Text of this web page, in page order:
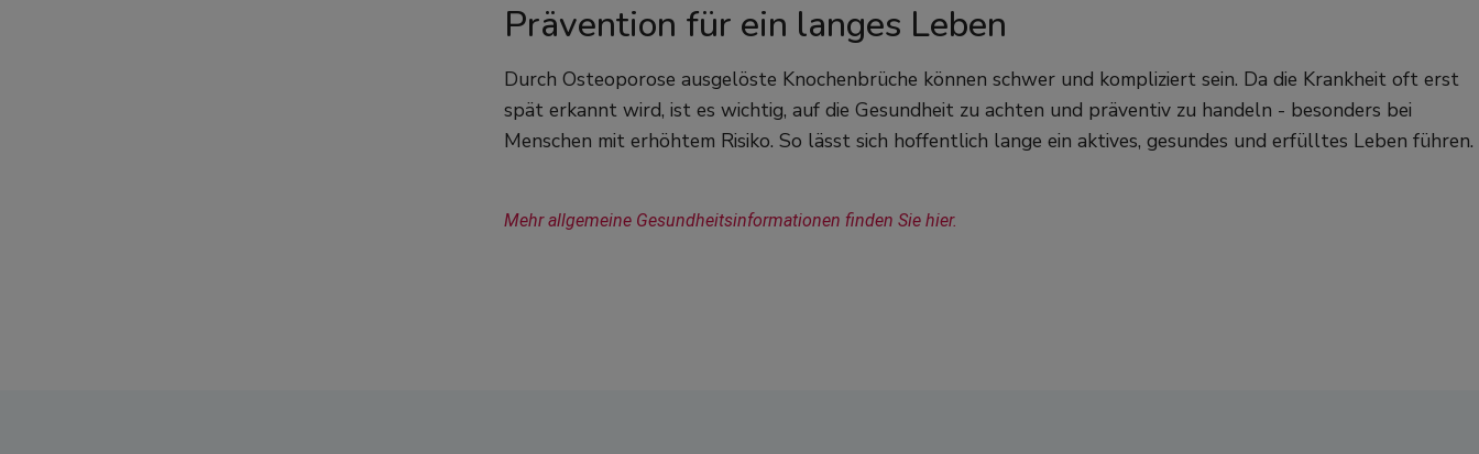
Prävention für ein langes Leben
Durch Osteoporose ausgelöste Knochenbrüche können schwer und kompliziert sein. Da die Krankheit oft erst
spät erkannt wird, ist es wichtig, auf die Gesundheit zu achten und präventiv zu handeln - besonders bei
Menschen mit erhöhtem Risiko. So lässt sich hoffentlich lange ein aktives, gesundes und erfülltes Leben führen.
Mehr allgemeine Gesundheitsinformationen finden Sie hier.